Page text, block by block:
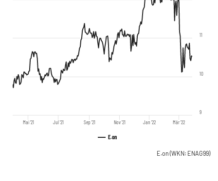
E.on
Mai '21 Jul '21 Sep '21 Nov '21 Jan '22 Mär '22
9
10
11
E.on (WKN: ENAG99)